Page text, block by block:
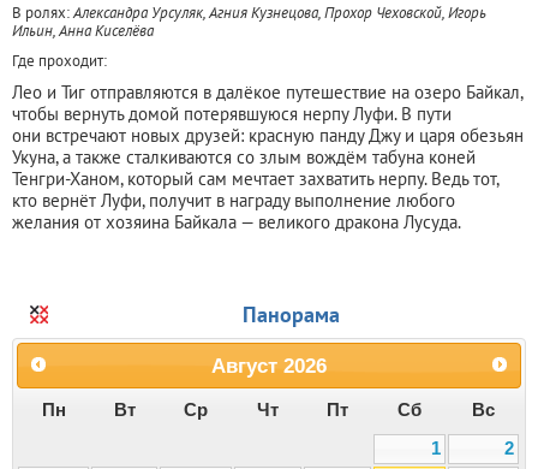
В ролях:Александра Урсуляк, Агния Кузнецова, Прохор Чеховской, Игорь
Ильин, Анна Киселёва
Где проходит:
Лео и Тиг отправляются в далёкое путешествие на озеро Байкал,
чтобы вернуть домой потерявшуюся нерпу Луфи. В пути
они встречают новых друзей: красную панду Джу и царя обезьян
Укуна, а также сталкиваются со злым вождём табуна коней
Тенгри-Ханом, который сам мечтает захватить нерпу. Ведь тот,
кто вернёт Луфи, получит в награду выполнение любого
желания от хозяина Байкала — великого дракона Лусуда.
Панорама
Август 2026
Пн Вт Ср Чт Пт Сб
Вс
1
2